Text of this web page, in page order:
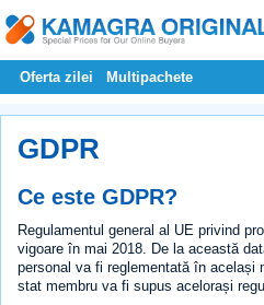
Oferta zilei Multipachete
GDPR
Ce este GDPR?
Regulamentul general al UE privind
vigoare în mai 2018. De la această
personal va fi reglementată în același
stat membru va fi supus acelorași